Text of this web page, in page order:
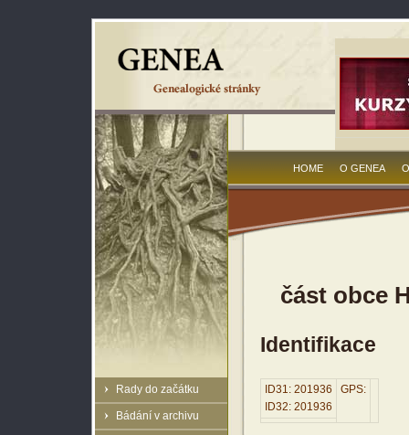
Rady do začátku
Bádání v archivu
HOME O GENEA
část obce
Identifikace
ID31: 201936
ID32: 201936
GPS: